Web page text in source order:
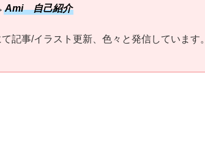
Ami 自己紹介
て記事/イラスト更新、色々と発信しています